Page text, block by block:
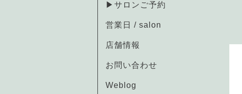
▶サロンご予約
営業日 / salon
店舗情報
お問い合わせ
Weblog